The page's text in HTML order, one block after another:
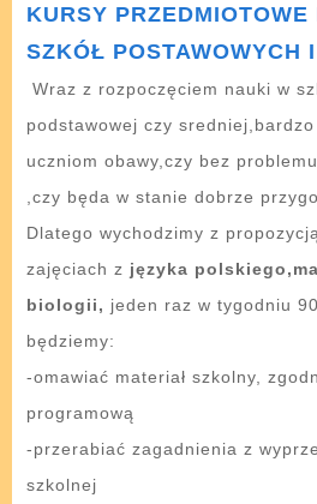
KURSY
SZKÓŁ POSTAWOWYCH
Wraz z rozpoczęciem nauki w
podstawowej czy
uczniom obawy,czy bez
,czy będa w stanie dobrze
Dlatego wychodzimy z
zajęciach z języka
biologii, jeden raz w tygodniu
będziemy:
-omawiać materiał szkolny,
programową
-przerabiać zagadnienia z
szkolnej